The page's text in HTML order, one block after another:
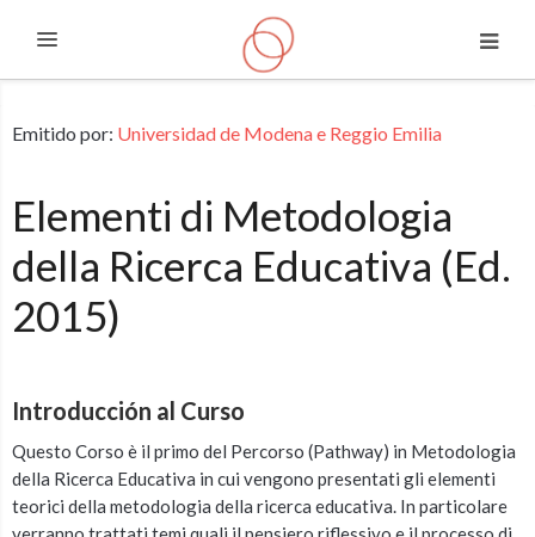
Expandir
Emitido por: Universidad de Modena e Reggio Emilia
Elementi di Metodologia
della Ricerca Educativa (Ed.
2015)
Introducción al Curso
Questo Corso è il primo del Percorso (Pathway) in Metodologia
della Ricerca Educativa in cui vengono presentati gli elementi
teorici della metodologia della ricerca educativa. In particolare